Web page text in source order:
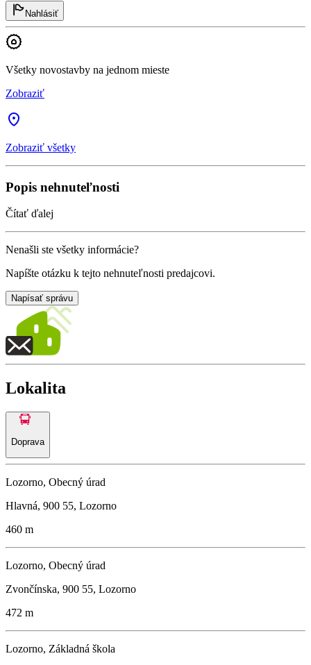
Nahlásiť
Všetky novostavby na jednom mieste
Zobraziť
Zobraziť všetky
Popis nehnuteľnosti
Čítať ďalej
Nenašli ste všetky informácie?
Napíšte otázku k tejto nehnuteľnosti predajcovi.
Napísať správu
Lokalita
Doprava
Lozorno, Obecný úrad
Hlavná, 900 55, Lozorno
460 m
Lozorno, Obecný úrad
Zvončínska, 900 55, Lozorno
472 m
Lozorno, Základná škola